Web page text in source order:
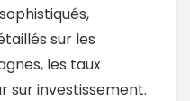
sophistiqués,
sur les
les taux
sur investissement.